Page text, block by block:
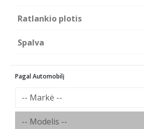
Ratlankio plotis
Spalva
Pagal Automobilį